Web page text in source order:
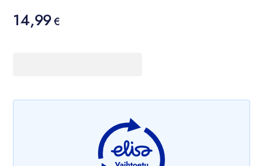
Hinta
14,99 €
14,99€